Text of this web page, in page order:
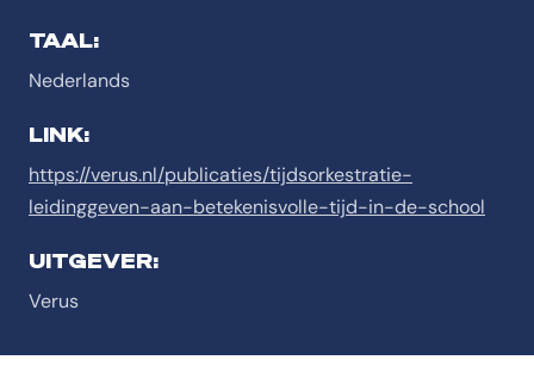
TAAL:
Nederlands
LINK:
https://verus.nl/publicaties/tijdsorkestratie-
leidinggeven-aan-betekenisvolle-tijd-in-de-school
UITGEVER:
Verus